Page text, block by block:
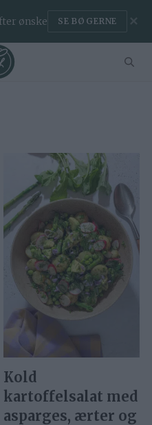
ønske SE BØGERNE ✕
Kold
kartoffelsalat med
asparges, ærter og